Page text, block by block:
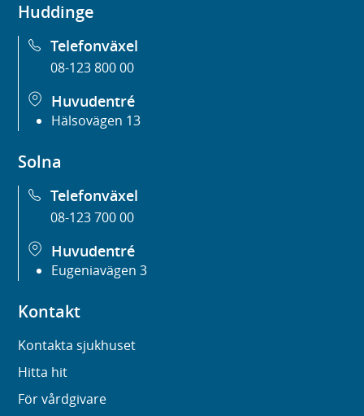
Huddinge
Telefonväxel
08-123 800 00
Huvudentré
Hälsovägen 13
Solna
Telefonväxel
08-123 700 00
Huvudentré
Eugeniavägen 3
Kontakt
Kontakta sjukhuset
Hitta hit
För vårdgivare